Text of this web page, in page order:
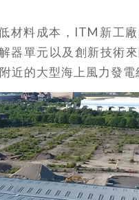
材料成本，ITM新工
器單元以及創新技術
近的大型海上風力發電